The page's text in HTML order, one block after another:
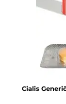
Cialis